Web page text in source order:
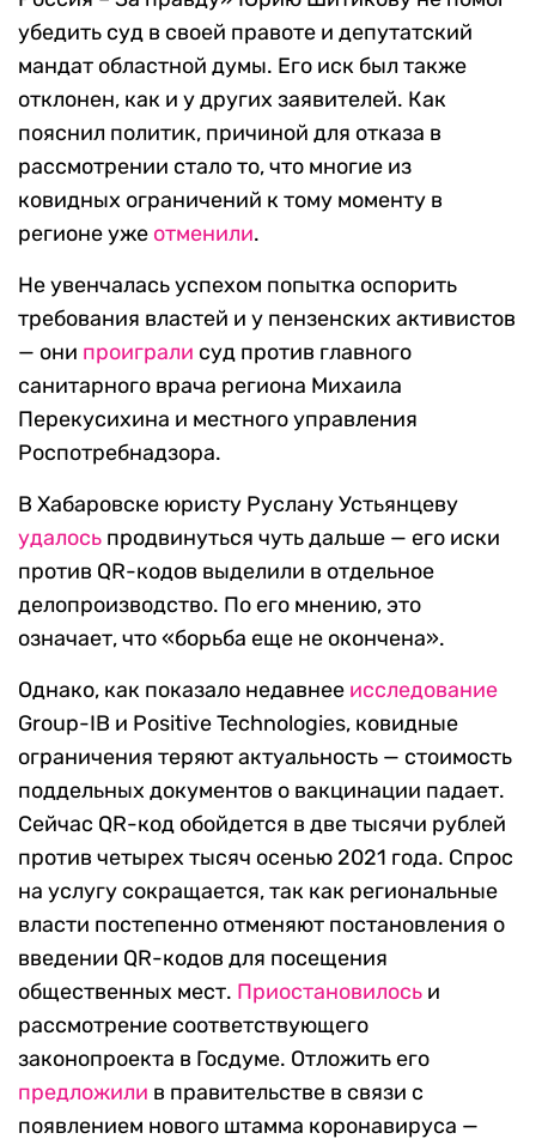
убедить суд в своей правоте и депутатский
мандат областной думы. Его иск был также
отклонен, как и у других заявителей. Как
пояснил политик, причиной для отказа в
рассмотрении стало то, что многие из
ковидных ограничений к тому моменту в
регионе уже отменили.
Не увенчалась успехом попытка оспорить
требования властей и у пензенских активистов
— они проиграли суд против главного
санитарного врача региона Михаила
Перекусихина и местного управления
Роспотребнадзора.
В Хабаровске юристу Руслану Устьянцеву
удалось продвинуться чуть дальше — его иски
против QR-кодов выделили в отдельное
делопроизводство. По его мнению, это
означает, что «‎борьба еще не окончена».
Однако, как показало недавнее исследование
Group-IB и Positive Technologies, ковидные
ограничения теряют актуальность — стоимость
поддельных документов о вакцинации падает.
Сейчас QR-код обойдется в две тысячи рублей
против четырех тысяч осенью 2021 года. Спрос
на услугу сокращается, так как региональные
власти постепенно отменяют постановления о
введении QR-кодов для посещения
общественных мест. Приостановилось и
рассмотрение соответствующего
законопроекта в Госдуме. Отложить его
предложили в правительстве в связи с
появлением нового штамма коронавируса —